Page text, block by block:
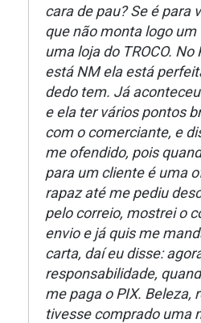
cara de pau? Se é para
que não monta logo um
uma loja do TROCO.
está NM ela está
dedo tem. Já
e ela ter vários pontos
com o comerciante, e
me ofendido, pois
para um cliente é uma
rapaz até me pediu
pelo correio, mostrei o
envio e já quis me
carta, daí eu disse:
responsabilidade,
me paga o PIX. Beleza,
tivesse comprado uma